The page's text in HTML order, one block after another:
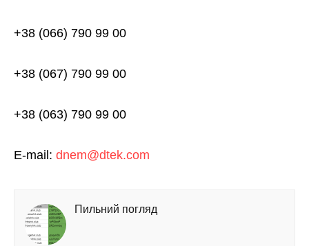
+38 (066) 790 99 00
+38 (067) 790 99 00
+38 (063) 790 99 00
E-mail: dnem@dtek.com
Пильний погляд